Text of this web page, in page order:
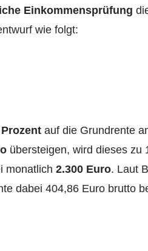
Einkommensprüfung
wie folgt:
auf die Grundrente
übersteigen, wird dieses zu
monatlich 2.300 Euro. Laut
dabei 404,86 Euro brutto